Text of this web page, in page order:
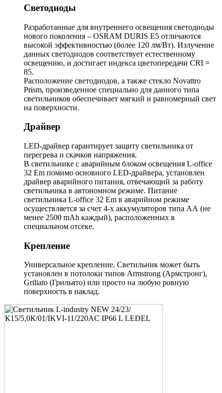
Светодиоды
Разработанные для внутреннего освещения светодиоды
нового поколения – OSRAM DURIS E5 отличаются
высокой эффективностью (более 120 лм/Вт). Излучение
данных светодиодов соответствует естественному
освещению, и достигает индекса цветопередачи CRI =
85.
Расположение светодиодов, а также стекло Novattro
Prism, произведенное специально для данного типа
светильников обеспечивает мягкий и равномерный свет
на поверхности.
Драйвер
LED-драйвер гарантирует защиту светильника от
перегрева и скачков напряжения.
В светильнике с аварийным блоком освещения L-office
32 Em помимо основного LED-драйвера, установлен
драйвер аварийного питания, отвечающий за работу
светильника в автономном режиме. Питание
светильника L-office 32 Em в аварийном режиме
осуществляется за счет 4-х аккумуляторов типа АА (не
менее 2500 mAh каждый), расположенных в
специальном отсеке.
Крепление
Универсальное крепление. Светильник может быть
установлен в потолоки типов Armstrong (Армстронг),
Griliato (Грильято) или просто на любую ровную
поверхность в наклад.